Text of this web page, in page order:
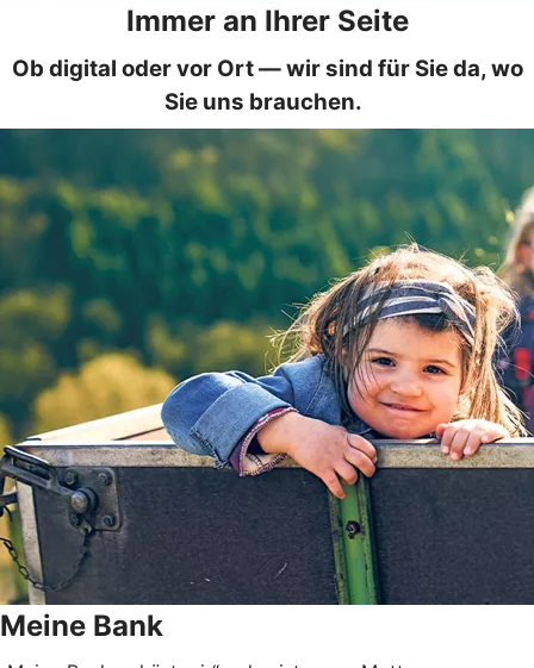
Immer an Ihrer Seite
Ob digital oder vor Ort — wir sind für Sie da, wo
Sie uns brauchen.
Meine Bank